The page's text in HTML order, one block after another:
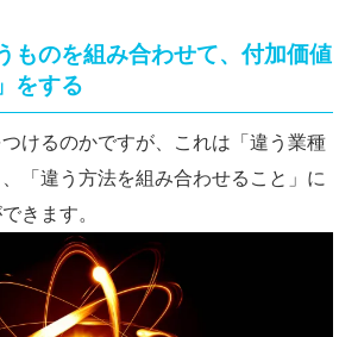
ものを組み合わせて、付加価値
をする
けるのかですが、これは「違う業種
「違う方法を組み合わせること」に
きます。